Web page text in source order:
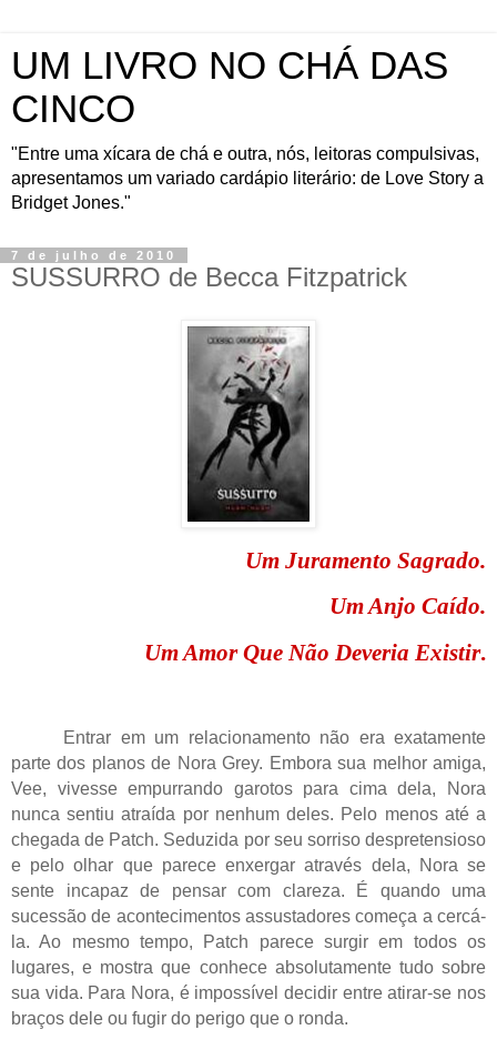
UM LIVRO NO CHÁ DAS
CINCO
"Entre uma xícara de chá e outra, nós, leitoras compulsivas,
apresentamos um variado cardápio literário: de Love Story a
Bridget Jones."
7 de julho de 2010
SUSSURRO de Becca Fitzpatrick
Um Juramento Sagrado.
Um Anjo Caído.
Um Amor Que Não Deveria Existir.
Entrar em um relacionamento não era exatamente
parte dos planos de Nora Grey. Embora sua melhor amiga,
Vee, vivesse empurrando garotos para cima dela, Nora
nunca sentiu atraída por nenhum deles. Pelo menos até a
chegada de Patch. Seduzida por seu sorriso despretensioso
e pelo olhar que parece enxergar através dela, Nora se
sente incapaz de pensar com clareza. É quando uma
sucessão de acontecimentos assustadores começa a cercá-
la. Ao mesmo tempo, Patch parece surgir em todos os
lugares, e mostra que conhece absolutamente tudo sobre
sua vida. Para Nora, é impossível decidir entre atirar-se nos
braços dele ou fugir do perigo que o ronda.